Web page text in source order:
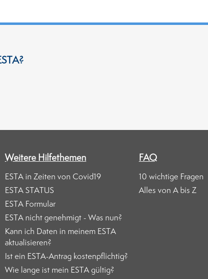
Weitere Hilfethemen
ESTA in Zeiten von Covid19
ESTA STATUS
ESTA Formular
ESTA nicht genehmigt - Was nun?
Kann ich Daten in meinem ESTA
aktualisieren?
Ist ein ESTA-Antrag kostenpflichtig?
Wie lange ist mein ESTA gültig?
FAQ
10 wichtige Fragen
Alles von A bis Z